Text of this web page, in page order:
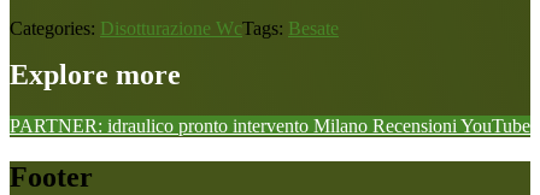
Categories: Disotturazione WcTags: Besate
Explore more
PARTNER: idraulico pronto intervento Milano Recensioni YouTube
Footer